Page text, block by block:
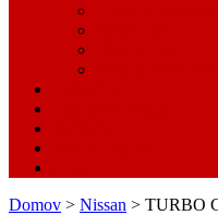
Domov > Nissan > TURBO